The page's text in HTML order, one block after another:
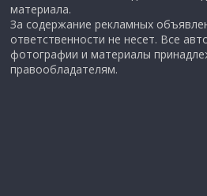
материала.
За содержание рекламных
ответственности не несет. Все
фотографии и материалы
правообладателям.